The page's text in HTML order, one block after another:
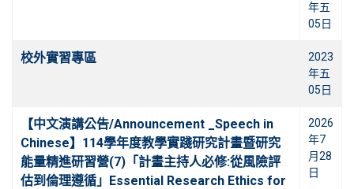
年五
05日
校外實習專區
2023
年五
05日
【中文演講公告/Announcement _Speech in
Chinese】114學年度教學實踐研究計畫暨研究
能量精進研習營(7)「計畫主持人必修:從風險評
估到倫理遵循」Essential Research Ethics for
2026
年7
月28
日